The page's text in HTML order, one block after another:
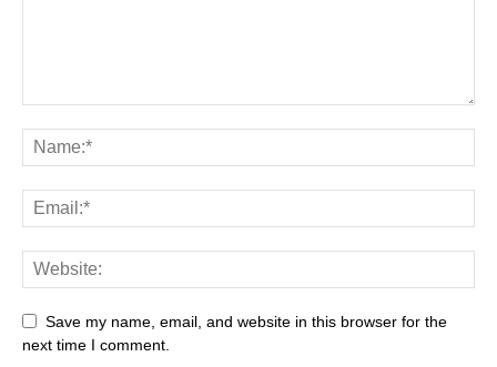
Save my name, email, and website in this browser for the
next time I comment.